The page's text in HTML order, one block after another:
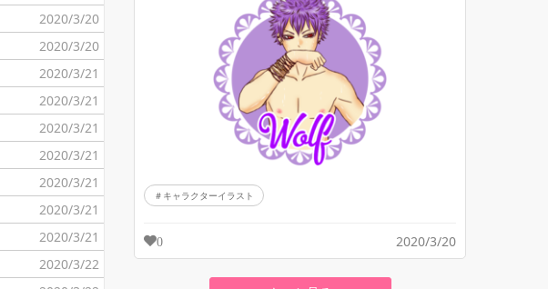
2020/3/20
2020/3/20
2020/3/21
2020/3/21
2020/3/21
2020/3/21
2020/3/21
2020/3/21
2020/3/21
2020/3/22
キャラクターイラスト
0 2020/3/20